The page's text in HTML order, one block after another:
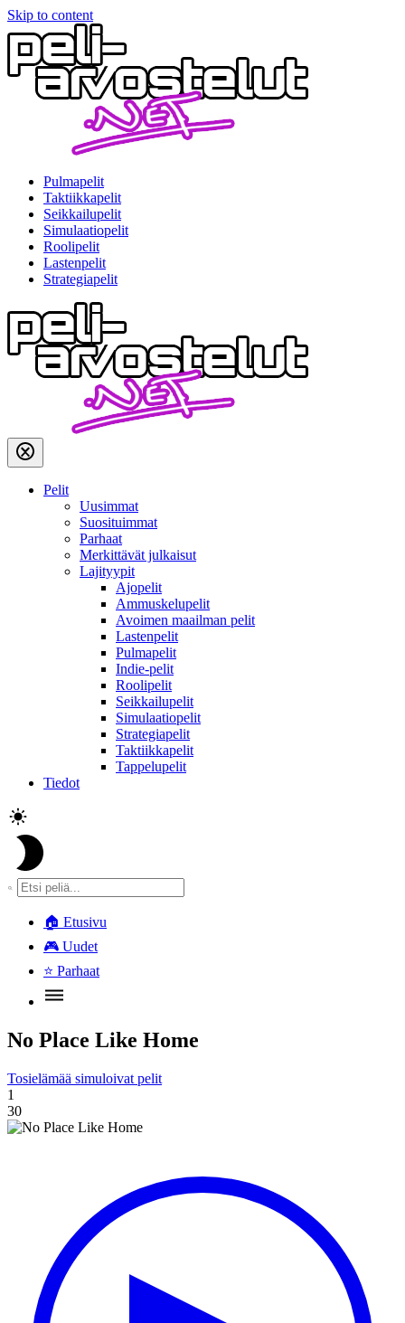
Skip to content
Pulmapelit
Taktiikkapelit
Seikkailupelit
Simulaatiopelit
Roolipelit
Lastenpelit
Strategiapelit
Pelit
Uusimmat
Suosituimmat
Parhaat
Merkittävät julkaisut
Lajityypit
Ajopelit
Ammuskelupelit
Avoimen maailman pelit
Lastenpelit
Pulmapelit
Indie-pelit
Roolipelit
Seikkailupelit
Simulaatiopelit
Strategiapelit
Taktiikkapelit
Tappelupelit
Tiedot
🏠 Etusivu
🎮 Uudet
⭐ Parhaat
No Place Like Home
Tosielämää simuloivat pelit
1
30